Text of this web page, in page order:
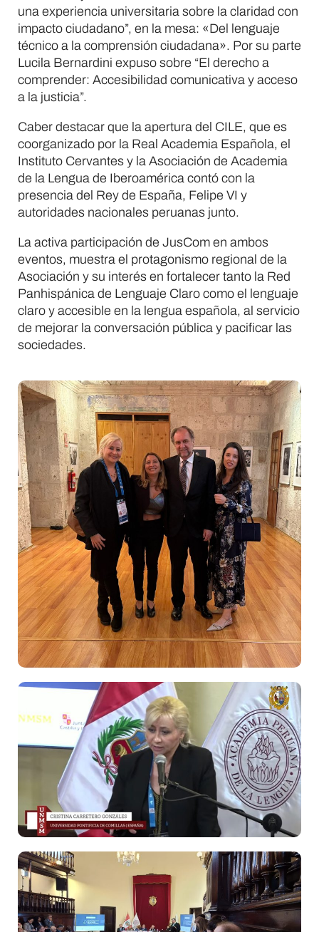
una experiencia universitaria sobre la claridad con
impacto ciudadano”, en la mesa: «Del lenguaje
técnico a la comprensión ciudadana». Por su parte
Lucila Bernardini expuso sobre “El derecho a
comprender: Accesibilidad comunicativa y acceso
a la justicia”.
Caber destacar que la apertura del CILE, que es
coorganizado por la Real Academia Española, el
Instituto Cervantes y la Asociación de Academia
de la Lengua de Iberoamérica contó con la
presencia del Rey de España, Felipe VI y
autoridades nacionales peruanas junto.
La activa participación de JusCom en ambos
eventos, muestra el protagonismo regional de la
Asociación y su interés en fortalecer tanto la Red
Panhispánica de Lenguaje Claro como el lenguaje
claro y accesible en la lengua española, al servicio
de mejorar la conversación pública y pacificar las
sociedades.